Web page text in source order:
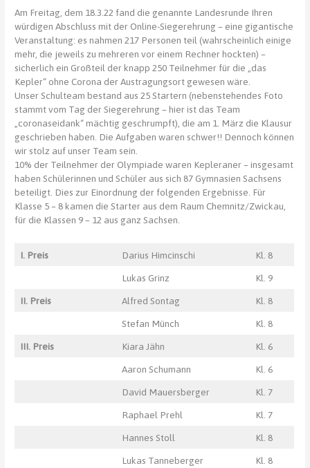
Am Freitag, dem 18.3.22 fand die genannte Landesrunde Ihren
würdigen Abschluss mit der Online-Siegerehrung – eine gigantische
Veranstaltung: es nahmen 217 Personen teil (wahrscheinlich einige
mehr, die jeweils zu mehreren vor einem Rechner hockten) –
sicherlich ein Großteil der knapp 250 Teilnehmer für die „das
Kepler“ ohne Corona der Austragungsort gewesen wäre.
Unser Schulteam bestand aus 25 Startern (nebenstehendes Foto
stammt vom Tag der Siegerehrung – hier ist das Team
„coronaseidank“ mächtig geschrumpft), die am 1. März die Klausur
geschrieben haben. Die Aufgaben waren schwer!! Dennoch können
wir stolz auf unser Team sein.
10% der Teilnehmer der Olympiade waren Kepleraner – insgesamt
haben Schülerinnen und Schüler aus sich 87 Gymnasien Sachsens
beteiligt. Dies zur Einordnung der folgenden Ergebnisse. Für
Klasse 5 – 8 kamen die Starter aus dem Raum Chemnitz/Zwickau,
für die Klassen 9 – 12 aus ganz Sachsen.
I. Preis Darius Himcinschi Kl. 8
Lukas Grinz Kl. 9
II. Preis Alfred Sontag Kl. 8
Stefan Münch Kl. 8
III. Preis Kiara Jähn Kl. 6
Aaron Schumann Kl. 6
David Mauersberger Kl. 7
Raphael Prehl Kl. 7
Hannes Stoll Kl. 8
Lukas Tanneberger Kl. 8